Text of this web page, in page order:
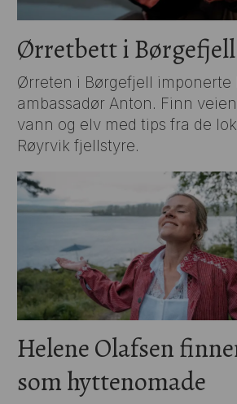
Ørretbett i Børgefjell
Ørreten i Børgefjell imponerte
ambassadør Anton. Finn
vann og elv med tips fra de
Røyrvik fjellstyre.
Helene Olafsen
som hyttenomade